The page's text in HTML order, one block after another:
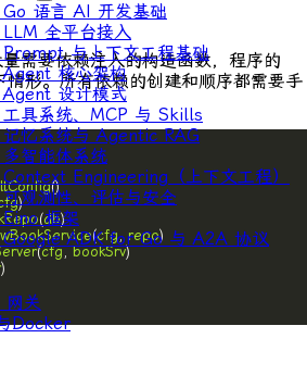
语言 AI 开发基础
全平台接入
与上下文工程基础
核心架构
设计模式
具系统、MCP 与 Skills
忆系统与 Agentic RAG
智能体系统
Engineering（上下文工程）
观测性、评估与安全
框架
ADK for Go 与 A2A 协议
网关
Docker
需要依赖注入的构造函数，程序的
情形。所有依赖的创建和顺序都需要手
(db
(cfg, repo
(cfg, bookSrv